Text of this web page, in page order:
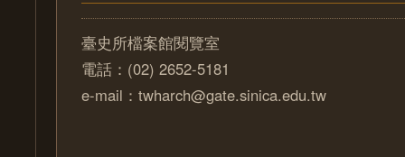
臺史所檔案館閱覽室
電話：(02) 2652-5181
e-mail：twharch@gate.sinica.edu.tw